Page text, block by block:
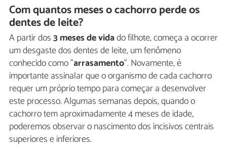
Com quantos meses o cachorro perde os
dentes de leite?
A partir dos3 meses de vidado filhote, começa a ocorrer
um desgaste dos dentes de leite, um fenômeno
conhecido como "arrasamento". Novamente, é
importante assinalar que o organismo de cada cachorro
requer um próprio tempo para começar a desenvolver
este processo. Algumas semanas depois, quando o
cachorro tem aproximadamente 4 meses de idade,
poderemos observar o nascimento dos incisivos centrais
superiores e inferiores.